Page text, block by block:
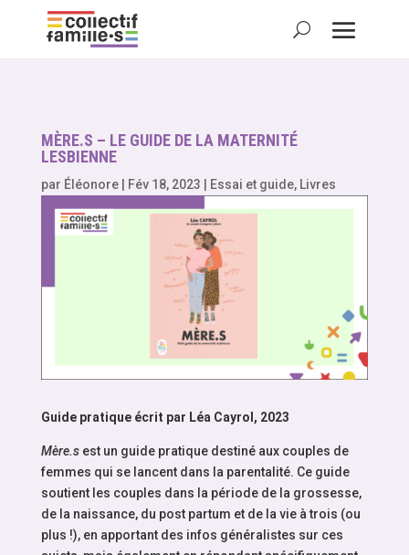
MÈRE.S – LE GUIDE DE LA MATERNITÉ
LESBIENNE
par Éléonore| Fév 18, 2023 Essai et guide, Livres
Guide pratique écrit par Léa Cayrol, 2023
Mère.sest un guide pratique destiné aux couples de
femmes qui se lancent dans la parentalité. Ce guide
soutient les couples dans la période de la grossesse,
de la naissance, du post partum et de la vie à trois (ou
plus !), en apportant des infos généralistes sur ces